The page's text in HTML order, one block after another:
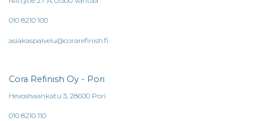
010 8210 100
asiakaspalvelu@corarefinish.fi
Cora Refinish Oy - Pori
Hevoshaankatu 3, 28600 Pori
010 8210 110